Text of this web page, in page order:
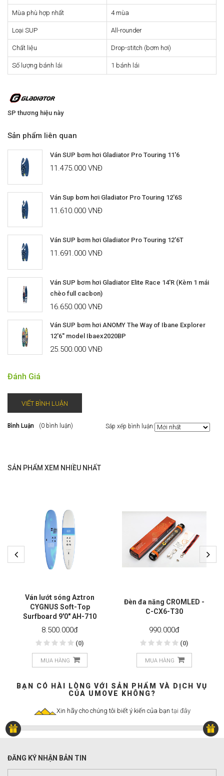
Mùa phù hợp nhất 4 mùa
Loại SUP All-rounder
Chất liệu Drop-stitch (bơm hơi)
Số lượng bánh lái 1 bánh lái
SP thương hiệu này
Sản phẩm liên quan
Ván SUP bơm hơi Gladiator Pro Touring 11'6
11.475.000 VNĐ
Ván Sup bơm hơi Gladiator Pro Touring 12'6S
11.610.000 VNĐ
Ván SUP bơm hơi Gladiator Pro Touring 12'6T
11.691.000 VNĐ
Ván SUP bơm hơi Gladiator Elite Race 14'R (Kèm 1 mái
chèo full cacbon)
16.650.000 VNĐ
Ván SUP bơm hơi ANOMY The Way of Ibane Explorer
12'6'' model Ibaex2020BP
25.500.000 VNĐ
Đánh Giá
VIẾT BÌNH LUẬN
Bình Luận (0 bình luận) Sắp xếp bình luận:
SẢN PHẨM XEM NHIỀU NHẤT
Ván lướt sóng Aztron
CYGNUS Soft-Top
Surfboard 9'0" AH-710
8.500.000đ
(0)
MUA HÀNG
Đèn đa năng CROMLED -
C-CX6-T30
990.000đ
(0)
MUA HÀNG
BẠN CÓ HÀI LÒNG VỚI SẢN PHẨM VÀ DỊCH VỤ
CỦA UMOVE KHÔNG?
Xin hãy cho chúng tôi biết ý kiến của bạn tại đây
ĐĂNG KÝ NHẬN BẢN TIN